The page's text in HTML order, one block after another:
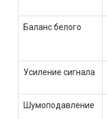
Баланс белого
Усиление сигнала
Шумоподавление